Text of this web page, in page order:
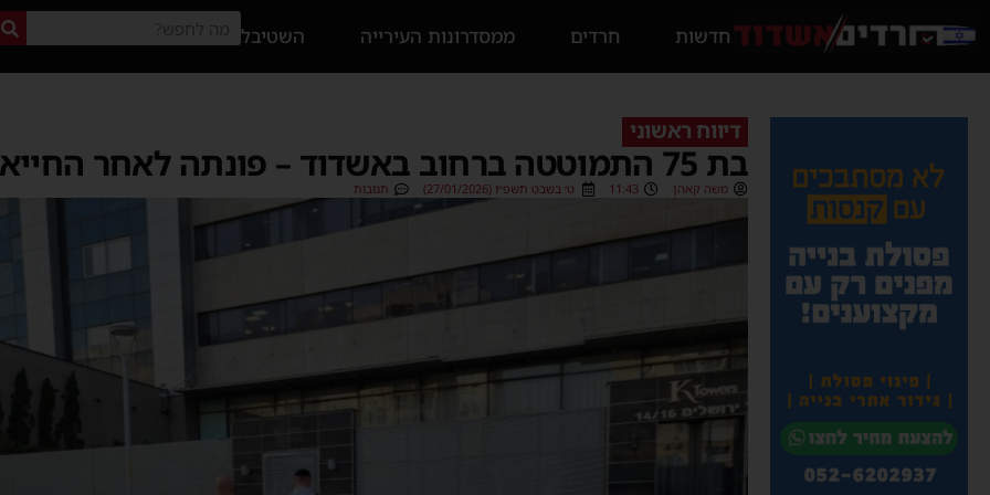
חדשות חרדים ממסדרונות העירייה השטיבל
דיווח ראשוני
בת 75 התמוטטה ברחוב באשדוד – פונתה לאחר החייאה
משה קאהן 11:43 ט׳ בשבט תשפ״ו (27/01/2026) תגובות